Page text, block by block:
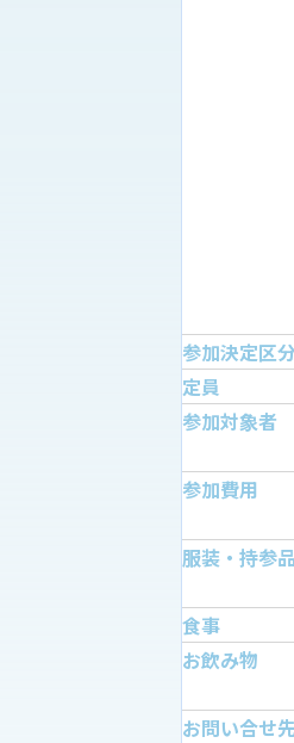
参加決定区
定員
参加対象者
参加費用
服装・持参品
食事
お飲み物
お問い合せ